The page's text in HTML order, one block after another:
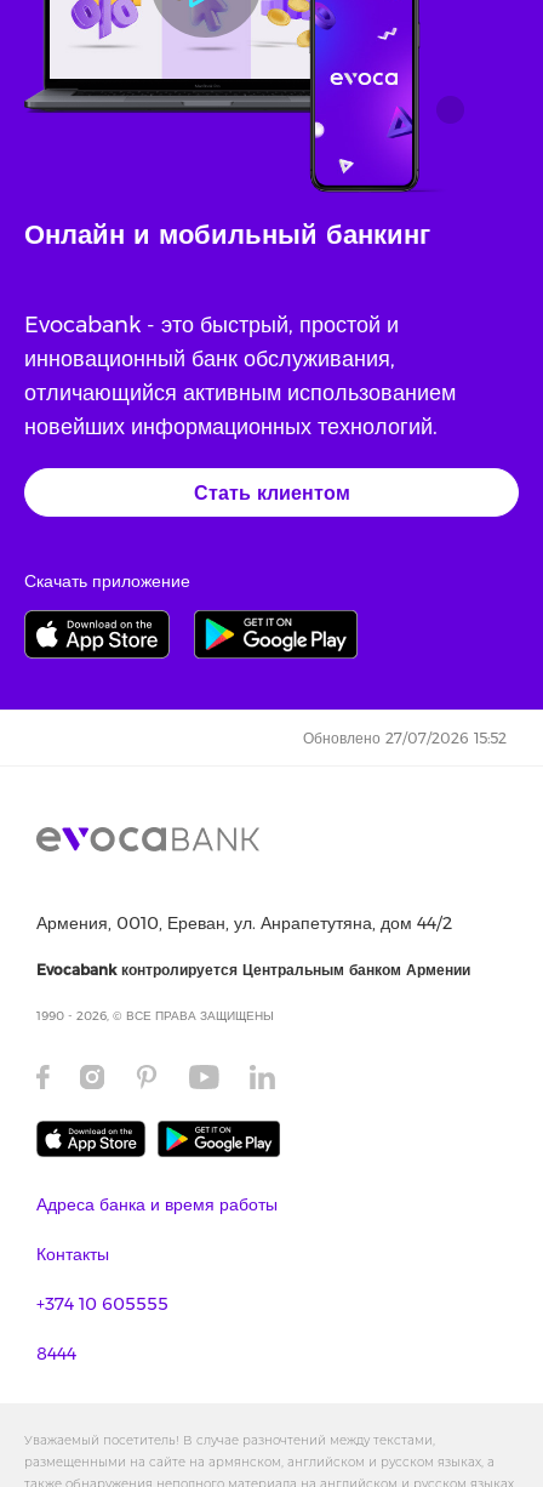
Онлайн и мобильный банкинг
Evocabank - это быстрый, простой и
инновационный банк обслуживания,
отличающийся активным использованием
новейших информационных технологий.
Стать клиентом
Скачать приложение
Обновлено 27/07/2026 15:52
Армения, 0010, Ереван, ул. Анрапетутяна, дом 44/2
Evocabank контролируется Центральным банком Армении
1990 - 2026, © ВСЕ ПРАВА ЗАЩИЩЕНЫ
Адреса банка и время работы
Контакты
+374 10 605555
8444
Уважаемый посетитель! В случае разночтений между текстами,
размещенными на сайте на армянском, английском и русском языках, а